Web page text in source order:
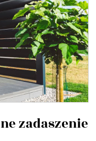
zadaszenie